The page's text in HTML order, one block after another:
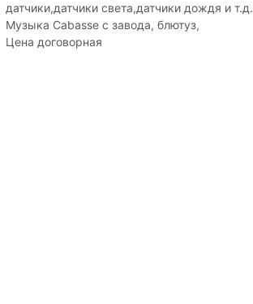
датчики,датчики света,датчики дождя и т.д.
Музыка Cabasse с завода, блютуз,
Цена договорная